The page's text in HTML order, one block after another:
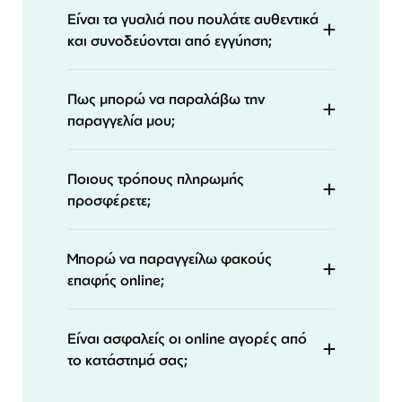
Είναι τα γυαλιά που πουλάτε αυθεντικά
και συνοδεύονται από εγγύηση;
Πως μπορώ να παραλάβω την
παραγγελία μου;
Ποιους τρόπους πληρωμής
προσφέρετε;
Μπορώ να παραγγείλω φακούς
επαφής online;
Είναι ασφαλείς οι online αγορές από
το κατάστημά σας;